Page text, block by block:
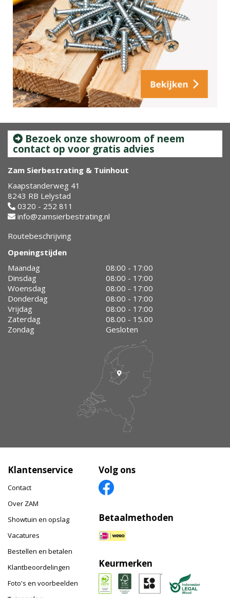
Bezoek onze showroom of neem
contact op voor gratis advies
Zam Sierbestrating & Tuinhout
Kaapstanderweg 41
8243 RB Lelystad
0320 - 252 811
info@zamsierbestrating.nl
Routebeschrijving
Openingstijden
Maandag
08:00 - 17:00
Dinsdag
08:00 - 17:00
Woensdag
08:00 - 17:00
Donderdag
08:00 - 17:00
Vrijdag
08:00 - 17:00
Zaterdag
08.00 - 15.00
Zondag
Gesloten
Klantenservice
Contact
Over ZAM
Showtuin en opslag
Vacatures
Bestellen en betalen
Klantbeoordelingen
Foto's en voorbeelden
Volg ons
Betaalmethoden
Keurmerken